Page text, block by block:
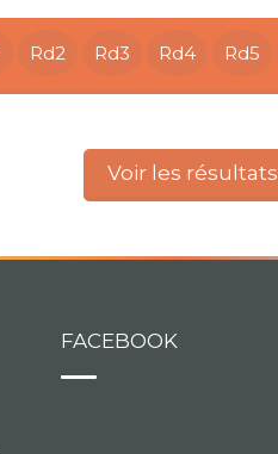
Rd2 Rd3 Rd4 Rd5
Voir les résultats
FACEBOOK